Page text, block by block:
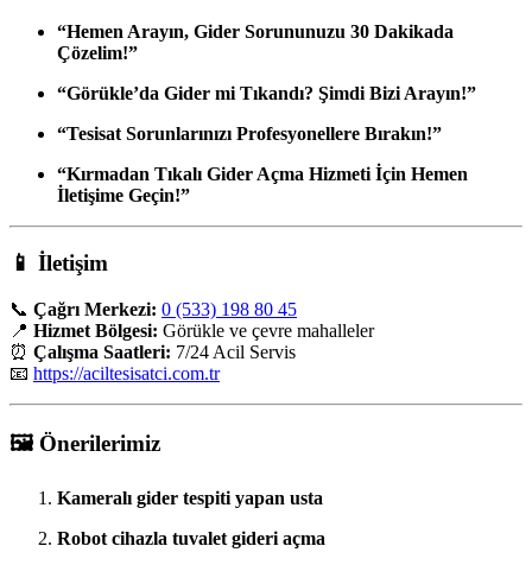
“Hemen Arayın, Gider Sorununuzu 30 Dakikada
Çözelim!”
“Görükle’da Gider mi Tıkandı? Şimdi Bizi Arayın!”
“Tesisat Sorunlarınızı Profesyonellere Bırakın!”
“Kırmadan Tıkalı Gider Açma Hizmeti İçin Hemen
İletişime Geçin!”
📱 İletişim
📞 Çağrı Merkezi: 0 (533) 198 80 45
📍 Hizmet Bölgesi: Görükle ve çevre mahalleler
⏰ Çalışma Saatleri: 7/24 Acil Servis
📧 https://aciltesisatci.com.tr
🖼️ Önerilerimiz
Kameralı gider tespiti yapan usta
Robot cihazla tuvalet gideri açma